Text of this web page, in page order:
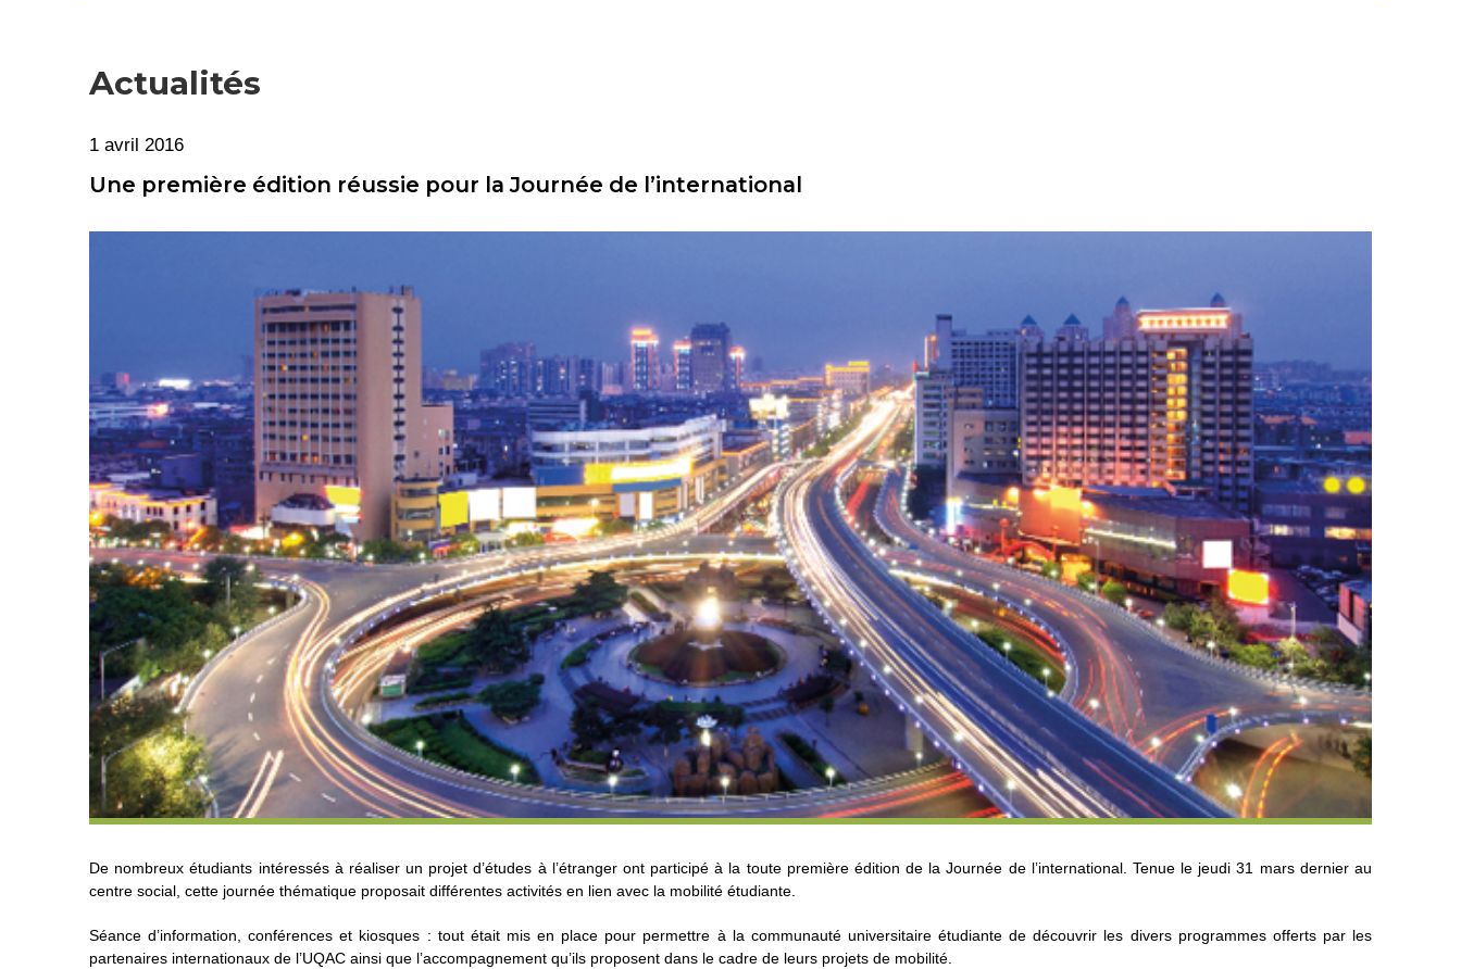
Actualités
1 avril 2016
Une première édition réussie pour la Journée de l’international
De nombreux étudiants intéressés à réaliser un projet d’études à l’étranger ont participé à la toute première édition de la Journée de l’international. Tenue le jeudi 31 mars dernier au
centre social, cette journée thématique proposait différentes activités en lien avec la mobilité étudiante.
Séance d’information, conférences et kiosques : tout était mis en place pour permettre à la communauté universitaire étudiante de découvrir les divers programmes offerts par les
partenaires internationaux de l’UQAC ainsi que l’accompagnement qu’ils proposent dans le cadre de leurs projets de mobilité.